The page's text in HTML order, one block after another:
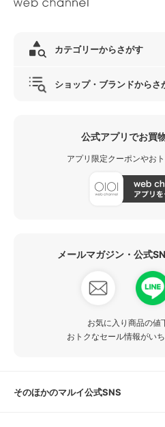
カテゴリーからさがす
ショップ・ブランドからさ
公式アプリでお買
アプリ限定クーポンやお
メールマガジン・公式
お気に入り商品の値
おトクなセール情報がい
そのほかのマルイ公式SNS